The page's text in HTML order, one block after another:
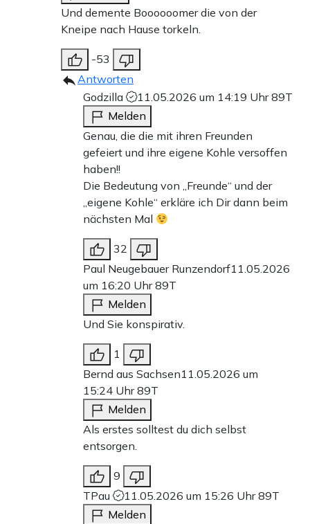
Und demente Boooooomer die von der
Kneipe nach Hause torkeln.
-53
Antworten
Godzilla
11.05.2026 um 14:19 Uhr89T
Melden
Genau, die die mit ihren Freunden
gefeiert und ihre eigene Kohle versoffen
haben!!
Die Bedeutung von „Freunde“ und der
„eigene Kohle“ erkläre ich Dir dann beim
nächsten Mal
32
Paul Neugebauer Runzendorf11.05.2026
um 16:20 Uhr89T
Melden
Und Sie konspirativ.
1
Bernd aus Sachsen11.05.2026 um
15:24 Uhr89T
Melden
Als erstes solltest du dich selbst
entsorgen.
9
TPau
11.05.2026 um 15:26 Uhr89T
Melden